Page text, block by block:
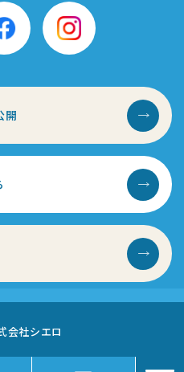
先または情報収集モジュール
る場合
及ぼすおそれがある場合
する法律（以下「個人情報
他の法令で認められる場合
況及び当社サイトを含む広
人情報の漏えい、滅失、又は
社内において規程を整備し安
達するため、当社は以下の
策定
開
会社シエロ